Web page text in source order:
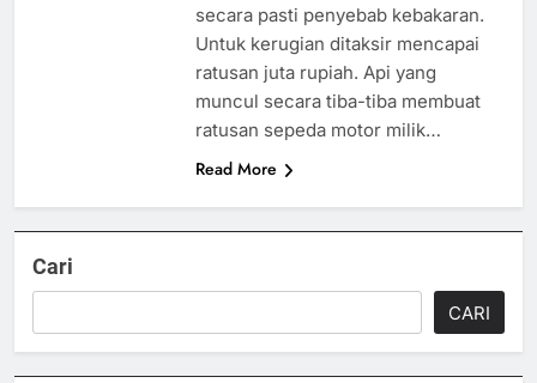
secara pasti penyebab kebakaran.
Untuk kerugian ditaksir mencapai
ratusan juta rupiah. Api yang
muncul secara tiba-tiba membuat
ratusan sepeda motor milik…
Read More
Cari
CARI